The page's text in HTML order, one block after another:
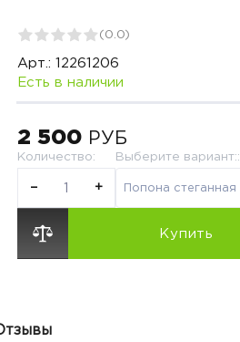
( 0.0)
Арт.: 12261206
Есть в наличии
2 500 РУБ
Количество:
− +
Выберите вариант::
Купить